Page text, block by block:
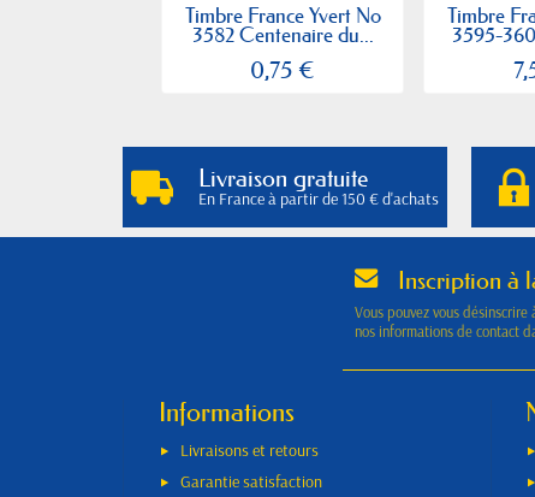
Timbre France Yvert No
3582 Centenaire du...
0,75 €
Timbre
3595-
Livraison gratuite
En France à partir de 150 € d'achats
Inscription à
Vous pouvez vous
nos informations de contact
Informations
Livraisons et retours
Garantie satisfaction